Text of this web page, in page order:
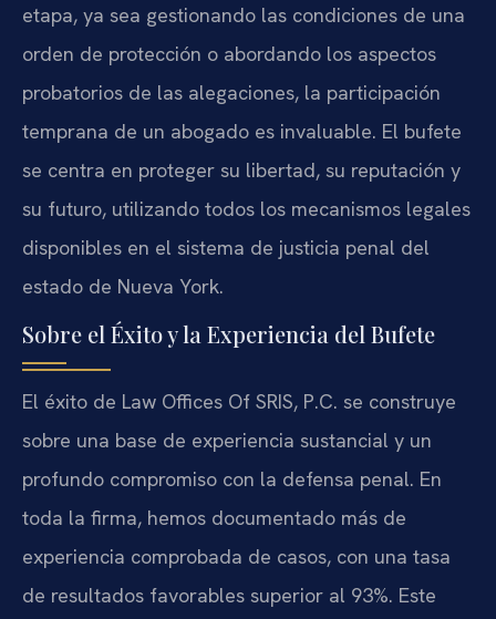
etapa, ya sea gestionando las condiciones de una
orden de protección o abordando los aspectos
probatorios de las alegaciones, la participación
temprana de un abogado es invaluable. El bufete
se centra en proteger su libertad, su reputación y
su futuro, utilizando todos los mecanismos legales
disponibles en el sistema de justicia penal del
estado de Nueva York.
Sobre el Éxito y la Experiencia del Bufete
El éxito de Law Offices Of SRIS, P.C. se construye
sobre una base de experiencia sustancial y un
profundo compromiso con la defensa penal. En
toda la firma, hemos documentado más de
experiencia comprobada de casos, con una tasa
de resultados favorables superior al 93%. Este